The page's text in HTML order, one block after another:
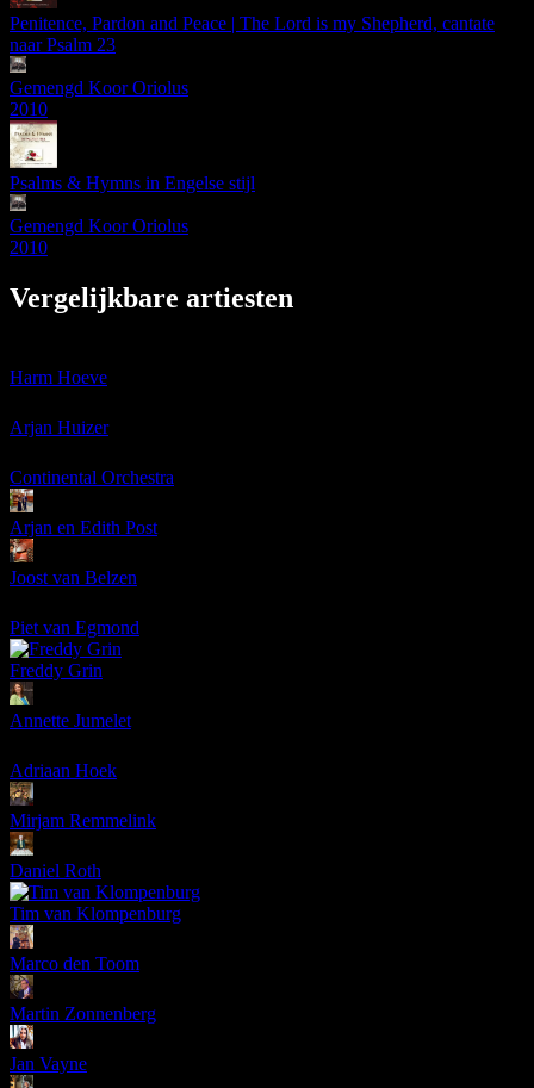
Penitence, Pardon and Peace | The Lord is my Shepherd, cantate
naar Psalm 23
Gemengd Koor Oriolus
2010
Psalms & Hymns in Engelse stijl
Gemengd Koor Oriolus
2010
Vergelijkbare artiesten
Harm Hoeve
Arjan Huizer
Continental Orchestra
Arjan en Edith Post
Joost van Belzen
Piet van Egmond
Freddy Grin
Annette Jumelet
Adriaan Hoek
Mirjam Remmelink
Daniel Roth
Tim van Klompenburg
Marco den Toom
Martin Zonnenberg
Jan Vayne